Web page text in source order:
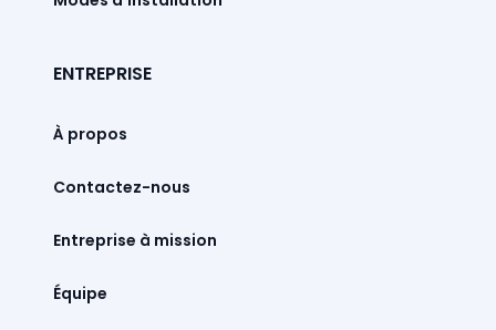
ENTREPRISE
À propos
Contactez-nous
Entreprise à mission
Équipe